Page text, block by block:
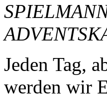
Jeden Tag,
werden wir